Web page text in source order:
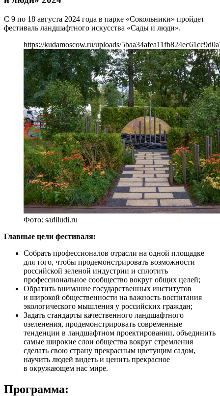
С 9 по 18 августа 2024 года в парке «Сокольники» пройдет
фестиваль ландшафтного искусства «Сады и люди».
https://kudamoscow.ru/uploads/
Фото: sadiludi.ru
Главные цели фестиваля:
Собрать профессионалов отрасли на одной площадке
для того, чтобы продемонстрировать возможности
российской зеленой индустрии и сплотить
профессиональное сообщество вокруг общих целей;
Обратить внимание государственных институтов
и широкой общественности на важность воспитания
экологического мышления у российских граждан;
Задать стандарты качественного ландшафтного
озеленения, продемонстрировать современные
тенденции в ландшафтном проектировании, объединить
самые широкие слои общества вокруг стремления
сделать свою страну прекрасным цветущим садом,
научить людей видеть и ценить прекрасное
в окружающем нас мире.
Программа: